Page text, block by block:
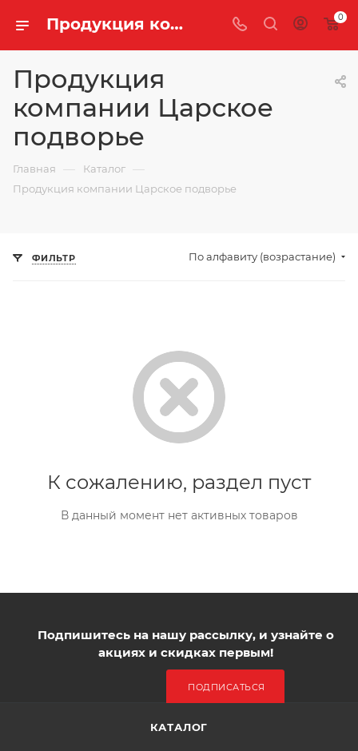
Продукция компании Царское подворье купить оптом и в розницу с доставкой | «Легенда Чая» 0
Продукция
компании Царское
подворье
Главная — Каталог —
Продукция компании Царское подворье
ФИЛЬТР По алфавиту (возрастание)
К сожалению, раздел пуст
В данный момент нет активных товаров
Подпишитесь на нашу рассылку, и узнайте о
акциях и скидках первым!
ПОДПИСАТЬСЯ
КАТАЛОГ